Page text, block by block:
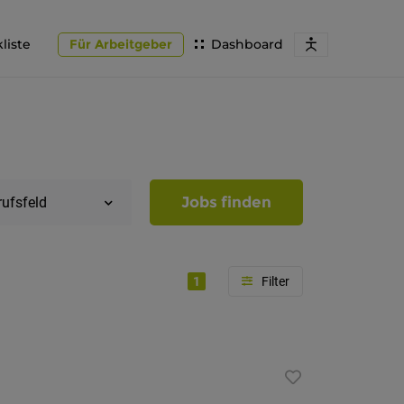
Dashboard
Für Arbeitgeber
Jobs finden
1